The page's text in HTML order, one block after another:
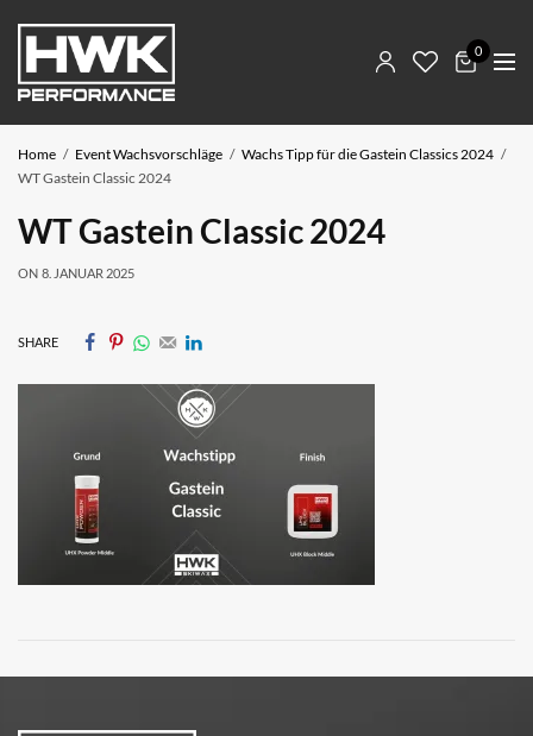
0
Home Event Wachsvorschläge
Wachs Tipp für die Gastein Classics 2024
WT Gastein Classic 2024
WT Gastein Classic 2024
ON 8. JANUAR 2025
SHARE